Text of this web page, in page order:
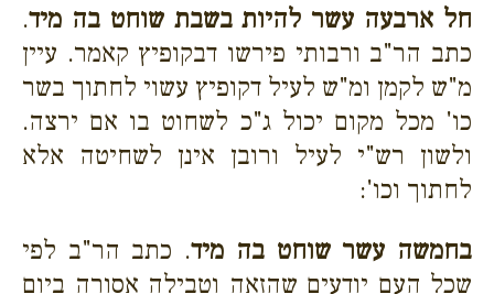
חל ארבעה עשר להיות בשבת שוחט בה מיד.
כתב הר"ב ורבותי פירשו דבקופיץ קאמר. עיין
מ"ש לקמן ומ"ש לעיל דקופיץ עשוי לחתוך בשר
כו' מכל מקום יכול ג"כ לשחוט בו אם ירצה.
ולשון רש"י לעיל ורובן אינן לשחיטה אלא
לחתוך וכו':
בחמשה עשר שוחט בה מיד. כתב הר"ב לפי
שכל העם יודעים שהזאה וטבילה אסורה ביום